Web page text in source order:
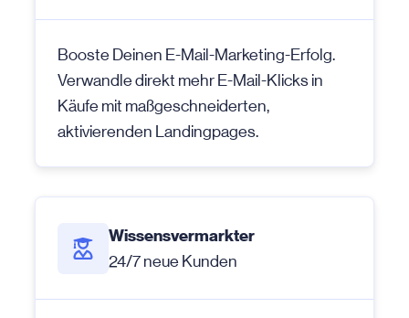
Booste Deinen E-Mail-Marketing-Erfolg.
Verwandle direkt mehr E-Mail-Klicks in
Käufe mit maßgeschneiderten,
aktivierenden Landingpages.
Wissensvermarkter
24/7 neue Kunden